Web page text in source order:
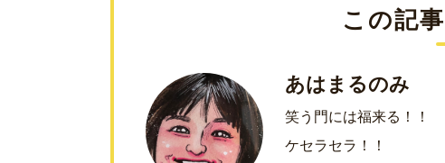
この記
あはまるのみ
笑う門には福来る！！
ケセラセラ！！